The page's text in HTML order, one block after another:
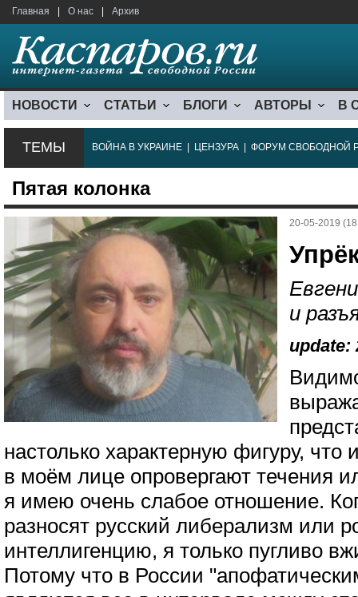
Главная О нас Архив
НОВОСТИ СТАТЬИ БЛОГИ АВТОРЫ В
ТЕМЫ ВОЙНА В УКРАИНЕ ЦЕНЗУРА ФОРУМ СВОБОДНОЙ
Пятая колонка
20-05-2019
и
update:
настолько характерную фигуру,
в моём лице опровергают течения
я имею очень слабое отношение.
разносят русский либерализм или
интеллигенцию, я только пугливо
Потому что в России